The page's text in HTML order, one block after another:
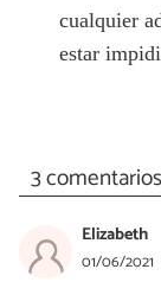
cualquier
estar
3 comentarios
Elizabeth
01/06/2021